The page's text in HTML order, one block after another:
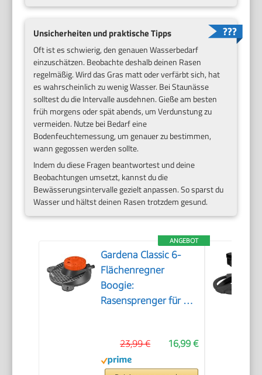
Unsicherheiten und praktische Tipps
Oft ist es schwierig, den genauen Wasserbedarf
einzuschätzen. Beobachte deshalb deinen Rasen
regelmäßig. Wird das Gras matt oder verfärbt sich, hat
es wahrscheinlich zu wenig Wasser. Bei Staunässe
solltest du die Intervalle ausdehnen. Gieße am besten
früh morgens oder spät abends, um Verdunstung zu
vermeiden. Nutze bei Bedarf eine
Bodenfeuchtemessung, um genauer zu bestimmen,
wann gegossen werden sollte.
Indem du diese Fragen beantwortest und deine
Beobachtungen umsetzt, kannst du die
Bewässerungsintervalle gezielt anpassen. So sparst du
Wasser und hältst deinen Rasen trotzdem gesund.
ANGEBOT
Gardena Classic 6-
Flächenregner
Boogie:
Rasensprenger für 6
Halbkreis, Quadrat,
Rechteck, Ellipse,
16,99 €
23,99 €